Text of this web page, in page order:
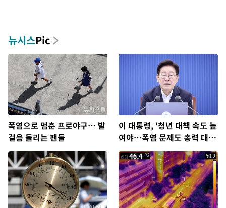
뉴시스Pic
폭염으로 멈춘 프로야구… 발
걸음 돌리는 팬들
이 대통령, '청년 대책 속도 높
여야…폭염 문제도 총력 대
응'